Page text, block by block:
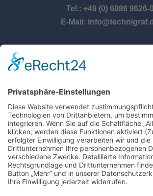
Tel.: +49 (0) 6086 9626-0
E-Mail:
ÖFFNUNGSZEITEN
8:00 Uhr – 17:00 Uhr
Freitag:
8:00 Uhr – 14:30 Uhr